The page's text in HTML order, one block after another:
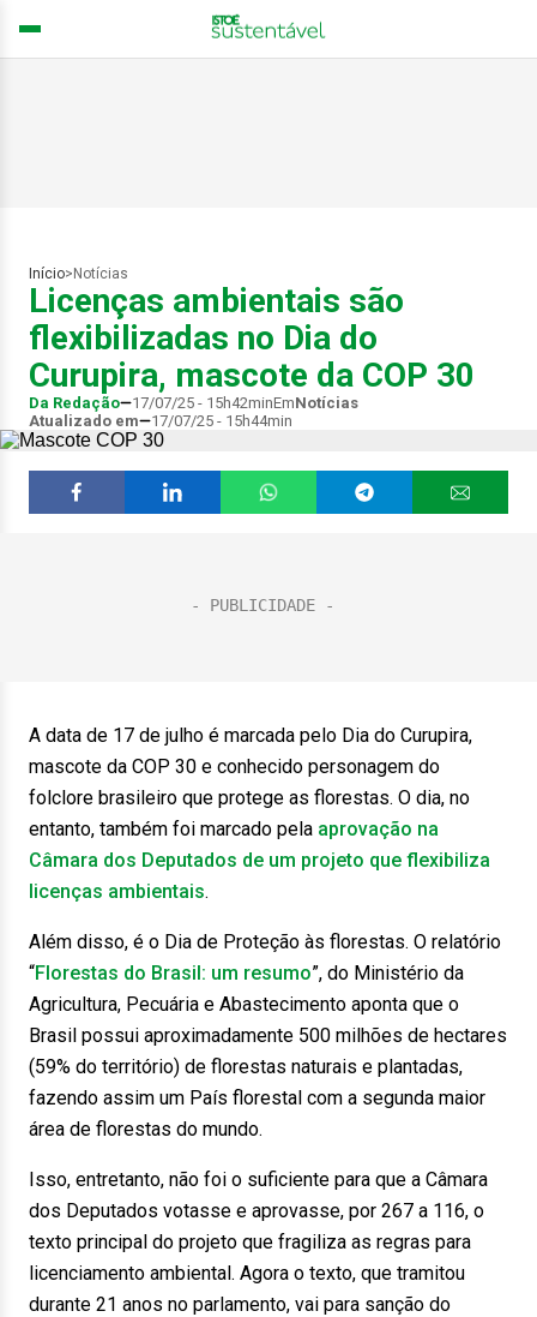
Início> Notícias
Licenças ambientais são
flexibilizadas no Dia do
Curupira, mascote da COP 30
Da Redação 17/07/25 - 15h42minEmNotícias
Atualizado em
17/07/25 - 15h44min
A data de 17 de julho é marcada pelo Dia do Curupira,
mascote da COP 30 e conhecido personagem do
folclore brasileiro que protege as florestas. O dia, no
entanto, também foi marcado pela aprovação na
Câmara dos Deputados de um projeto que flexibiliza
licenças ambientais.
Além disso, é o Dia de Proteção às florestas. O relatório
“Florestas do Brasil: um resumo”, do Ministério da
Agricultura, Pecuária e Abastecimento aponta que o
Brasil possui aproximadamente 500 milhões de hectares
(59% do território) de florestas naturais e plantadas,
fazendo assim um País florestal com a segunda maior
área de florestas do mundo.
Isso, entretanto, não foi o suficiente para que a Câmara
dos Deputados votasse e aprovasse, por 267 a 116, o
texto principal do projeto que fragiliza as regras para
licenciamento ambiental. Agora o texto, que tramitou
durante 21 anos no parlamento, vai para sanção do